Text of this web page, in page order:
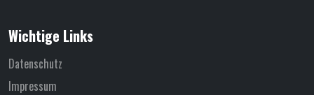
Wichtige Links
Datenschutz
Impressum